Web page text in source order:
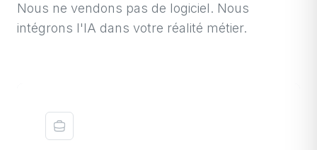
Nous ne vendons pas de logiciel. Nous
intégrons l'IA dans votre réalité métier.